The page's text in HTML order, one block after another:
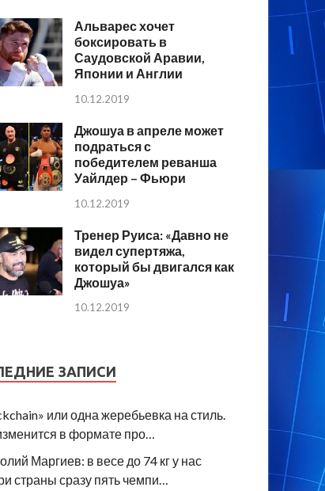
Альварес хочет
боксировать в
Саудовской Аравии,
Японии и Англии
10.12.2019
Джошуа в апреле может
подраться с
победителем реванша
Уайлдер – Фьюри
10.12.2019
Тренер Руиса: «Давно не
видел супертяжа,
который бы двигался как
Джошуа»
10.12.2019
ЗАПИСИ
или одна жеребьевка на стиль.
в формате про…
Маргиев: в весе до 74 кг у нас
страны сразу пять чемпи…